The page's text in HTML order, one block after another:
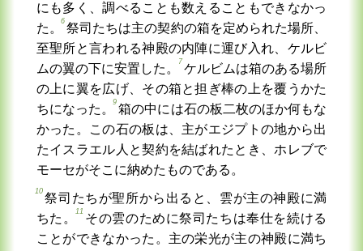
にも多く、調べることも数えることもできなかっ
た。
6
祭司たちは主の契約の箱を定められた場所、
至聖所と言われる神殿の内陣に運び入れ、ケルビ
ムの翼の下に安置した。
7
ケルビムは箱のある場所
の上に翼を広げ、その箱と担ぎ棒の上を覆うかた
ちになった。
9
箱の中には石の板二枚のほか何もな
かった。この石の板は、主がエジプトの地から出
たイスラエル人と契約を結ばれたとき、ホレブで
モーセがそこに納めたものである。
10
祭司たちが聖所から出ると、雲が主の神殿に満
ちた。
11
その雲のために祭司たちは奉仕を続ける
ことができなかった。主の栄光が主の神殿に満ち